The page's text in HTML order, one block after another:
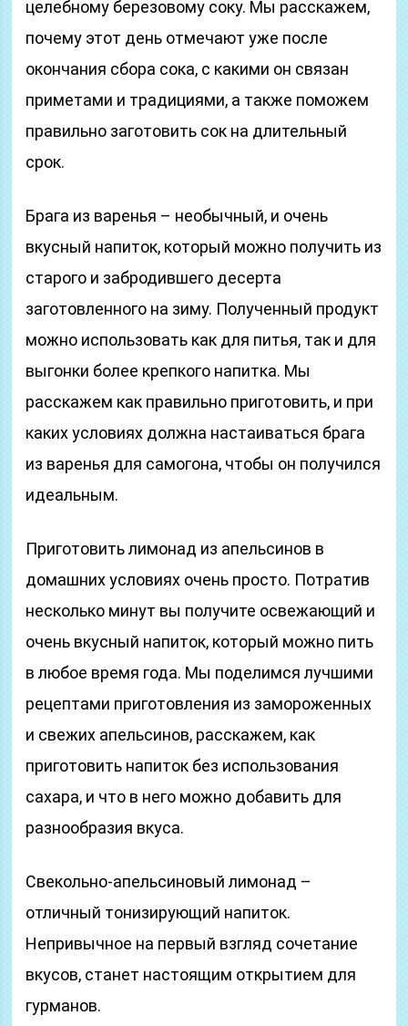
целебному березовому соку. Мы расскажем,
почему этот день отмечают уже после
окончания сбора сока, с какими он связан
приметами и традициями, а также поможем
правильно заготовить сок на длительный
срок.
Брага из варенья – необычный, и очень
вкусный напиток, который можно получить из
старого и забродившего десерта
заготовленного на зиму. Полученный продукт
можно использовать как для питья, так и для
выгонки более крепкого напитка. Мы
расскажем как правильно приготовить, и при
каких условиях должна настаиваться брага
из варенья для самогона, чтобы он получился
идеальным.
Приготовить лимонад из апельсинов в
домашних условиях очень просто. Потратив
несколько минут вы получите освежающий и
очень вкусный напиток, который можно пить
в любое время года. Мы поделимся лучшими
рецептами приготовления из замороженных
и свежих апельсинов, расскажем, как
приготовить напиток без использования
сахара, и что в него можно добавить для
разнообразия вкуса.
Свекольно-апельсиновый лимонад –
отличный тонизирующий напиток.
Непривычное на первый взгляд сочетание
вкусов, станет настоящим открытием для
гурманов.